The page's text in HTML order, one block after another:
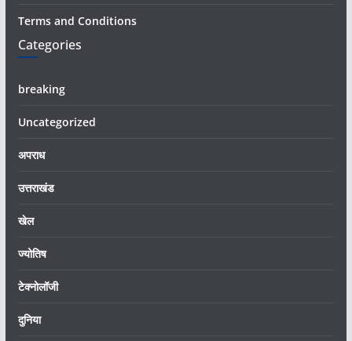
Terms and Conditions
Categories
breaking
Uncategorized
अपराध
उत्तराखंड
खेल
ज्योतिष
टेक्नोलॉजी
दुनिया